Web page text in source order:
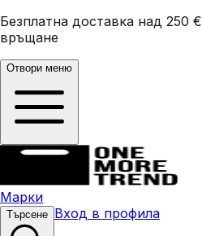
Безплатна доставка над 250 €
връщане
Отвори меню
Марки
Търсене Вход в профила